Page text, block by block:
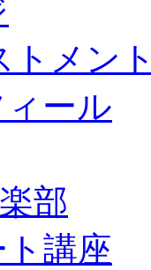
トメン
ール
部
講座